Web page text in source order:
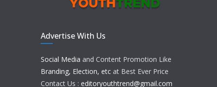
Advertise With Us
Social Media and Content Promotion Like
Branding, Election, etcat Best Ever Price
Contact Us : editoryouthtrend@gmail.com